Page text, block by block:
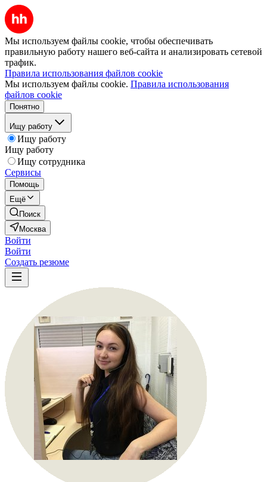
Мы используем файлы cookie, чтобы обеспечивать
правильную работу нашего веб-сайта и анализировать сетевой
трафик.
Правила использования файлов cookie
Мы используем файлы cookie. Правила использования
файлов cookie
Понятно
Ищу работу
Ищу работу
Ищу работу
Ищу сотрудника
Сервисы
Помощь
Ещё
Поиск
Москва
Войти
Войти
Создать резюме